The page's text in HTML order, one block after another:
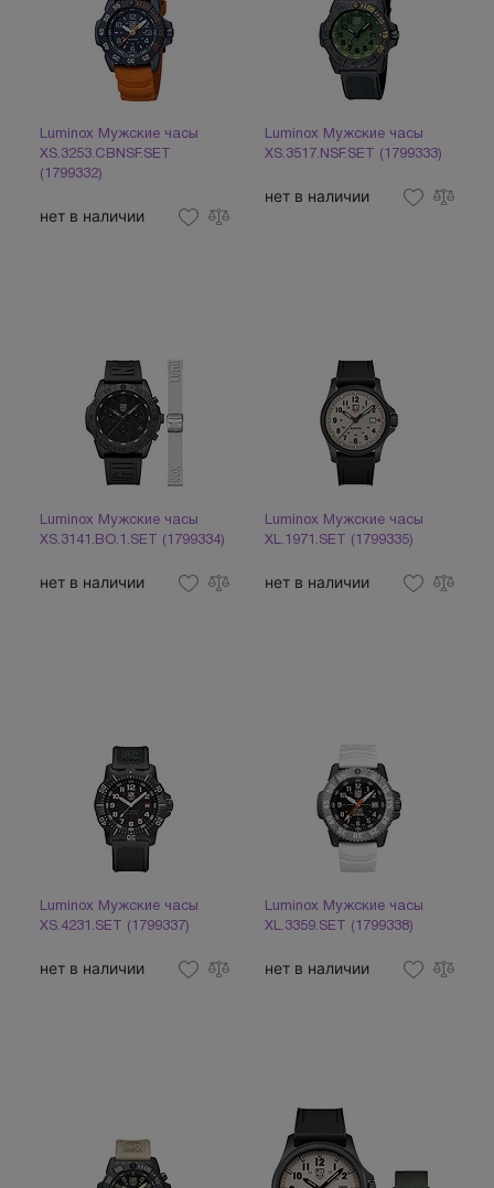
Luminox Мужские часы
XS.3253.CBNSF.SET
(1799332)
нет в наличии
Luminox Мужские часы
XS.3517.NSF.SET (1799333)
нет в наличии
Luminox Мужские часы
XS.3141.BO.1.SET (1799334)
нет в наличии
Luminox Мужские часы
XL.1971.SEТ (1799335)
нет в наличии
Luminox Мужские часы
XS.4231.SET (1799337)
нет в наличии
Luminox Мужские часы
XL.3359.SET (1799338)
нет в наличии